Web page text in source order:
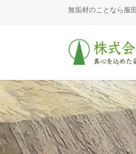
移
動
ン
に
移
動
無垢材のことなら服